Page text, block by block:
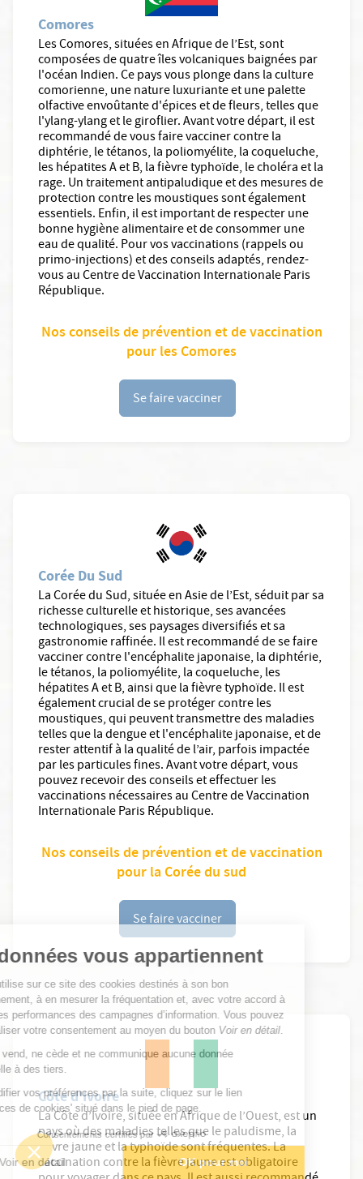
Continuer sans accepter
Vos données vous appartiennent
ELSAN utilise sur ce site des cookies destinés à son bon
fonctionnement, à en mesurer la fréquentation et, avec votre accord à
évaluer les performances des campagnes d’information. Vous pouvez
personnaliser votre consentement au moyen du boutonVoir en détail
Elsan ne vend, ne cède et ne communique aucune donnée
personnelle à des tiers.
Pour modifier vos préférences par la suite, cliquez sur le lien
'Préférences de cookies' situé dans le pied de page.
Consentements certifiés par
Voir en détail OK pour moi
Comores
Les Comores, situées en Afrique de l’Est, sont
composées de quatre îles volcaniques baignées par
l'océan Indien. Ce pays vous plonge dans la culture
comorienne, une nature luxuriante et une palette
olfactive envoûtante d'épices et de fleurs, telles que
l'ylang-ylang et le giroflier. Avant votre départ, il est
recommandé de vous faire vacciner contre la
diphtérie, le tétanos, la poliomyélite, la coqueluche,
les hépatites A et B, la fièvre typhoïde, le choléra et la
rage. Un traitement antipaludique et des mesures de
protection contre les moustiques sont également
essentiels. Enfin, il est important de respecter une
bonne hygiène alimentaire et de consommer une
eau de qualité. Pour vos vaccinations (rappels ou
primo-injections) et des conseils adaptés, rendez-
vous au Centre de Vaccination Internationale Paris
République.
Nos conseils de prévention et de vaccination
pour les Comores
Se faire vacciner
Corée Du Sud
La Corée du Sud, située en Asie de l’Est, séduit par sa
richesse culturelle et historique, ses avancées
technologiques, ses paysages diversifiés et sa
gastronomie raffinée. Il est recommandé de se faire
vacciner contre l'encéphalite japonaise, la diphtérie,
le tétanos, la poliomyélite, la coqueluche, les
hépatites A et B, ainsi que la fièvre typhoïde. Il est
également crucial de se protéger contre les
moustiques, qui peuvent transmettre des maladies
telles que la dengue et l'encéphalite japonaise, et de
rester attentif à la qualité de l’air, parfois impactée
par les particules fines. Avant votre départ, vous
pouvez recevoir des conseils et effectuer les
vaccinations nécessaires au Centre de Vaccination
Internationale Paris République.
Nos conseils de prévention et de vaccination
pour la Corée du sud
Se faire vacciner
Côte d'Ivoire
La Côte d’Ivoire, située en Afrique de l’Ouest, est un
pays où des maladies telles que le paludisme, la
fièvre jaune et la typhoïde sont fréquentes. La
vaccination contre la fièvre jaune est obligatoire